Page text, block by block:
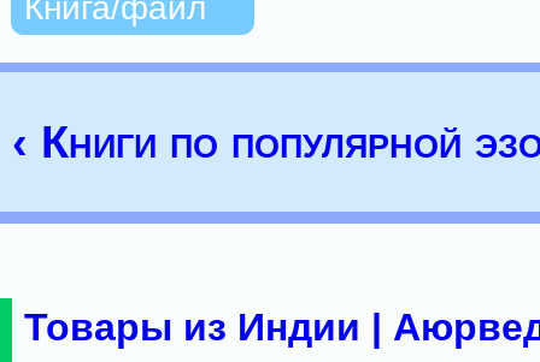
Книга/файл
‹ Книги по популярной
Товары из Индии |